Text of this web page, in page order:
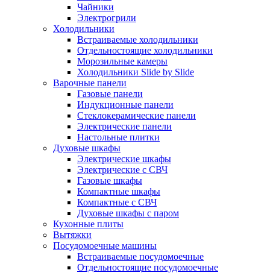
Чайники
Электрогрили
Холодильники
Встраиваемые холодильники
Отдельностоящие холодильники
Морозильные камеры
Холодильники Slide by Slide
Варочные панели
Газовые панели
Индукционные панели
Стеклокерамические панели
Электрические панели
Настольные плитки
Духовые шкафы
Электрические шкафы
Электрические с СВЧ
Газовые шкафы
Компактные шкафы
Компактные с СВЧ
Духовые шкафы с паром
Кухонные плиты
Вытяжки
Посудомоечные машины
Встраиваемые посудомоечные
Отдельностоящие посудомоечные